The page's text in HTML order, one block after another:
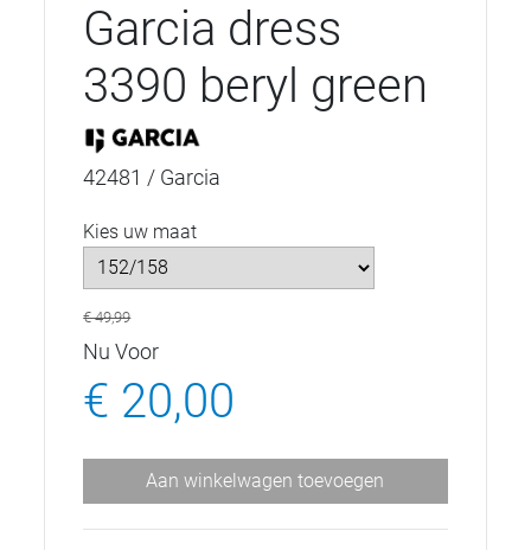
Garcia dress
3390 beryl green
42481 / Garcia
Kies uw maat
€ 49,99
Nu Voor
€ 20,00
Aan winkelwagen toevoegen